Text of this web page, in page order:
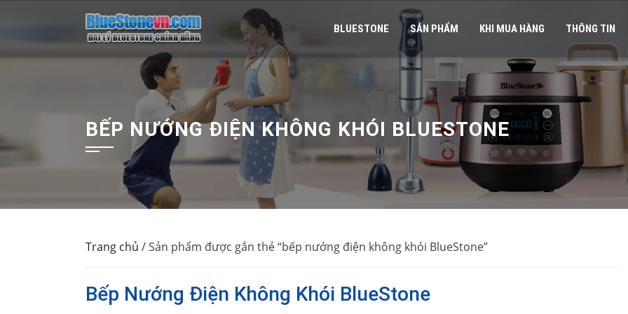
BLUESTONE SẢN PHẨM KHI MUA HÀNG THÔNG TIN
BẾP NƯỚNG ĐIỆN KHÔNG KHÓI BLUESTONE
Trang chủ / Sản phẩm được gắn thẻ “bếp nướng điện không khói BlueStone”
Bếp Nướng Điện Không Khói BlueStone